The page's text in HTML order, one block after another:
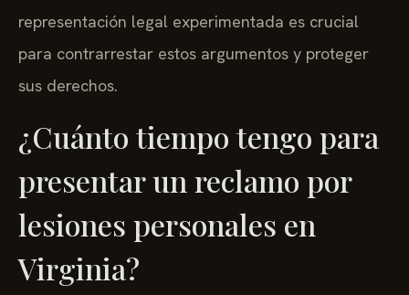
representación legal experimentada es crucial
para contrarrestar estos argumentos y proteger
sus derechos.
¿Cuánto tiempo tengo para
presentar un reclamo por
lesiones personales en
Virginia?